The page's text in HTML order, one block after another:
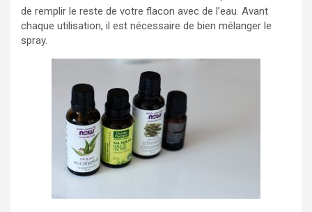
de remplir le reste de votre flacon avec de l’eau. Avant
chaque utilisation, il est nécessaire de bien mélanger le
spray.